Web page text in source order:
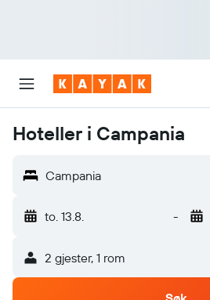
Hoteller i Campania
Campania
to. 13.8. -
2 gjester, 1 rom